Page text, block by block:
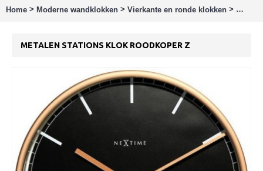
Home > Moderne wandklokken > Vierkante en ronde klokken >
METALEN STATIONS KLOK ROODKOPER Z